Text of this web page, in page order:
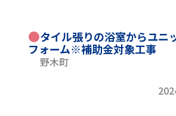
●タイル張りの浴室からユニ
フォーム※補助金対象工事
野木町